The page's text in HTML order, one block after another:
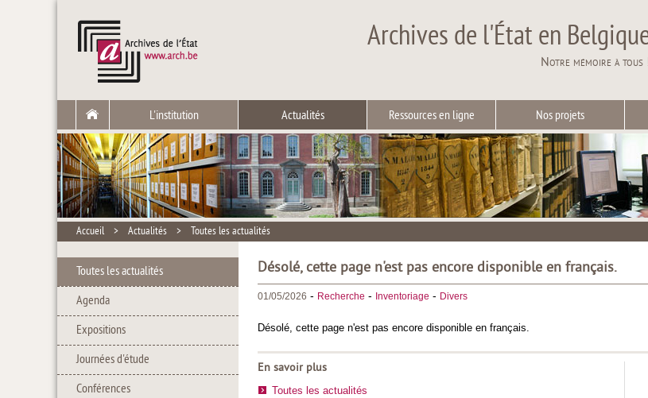
Archives de l'État en
Notre mémoire à tous
L'institution Actualités Ressources en ligne Nos projets
Accueil > Actualités > Toutes les actualités
Toutes les actualités
Agenda
Expositions
Journées d'étude
Conférences
Désolé, cette page n'est pas encore disponible en français.
01/05/2026 - Recherche - Inventoriage - Divers
Désolé, cette page n'est pas encore disponible en français.
En savoir plus
Toutes les actualités